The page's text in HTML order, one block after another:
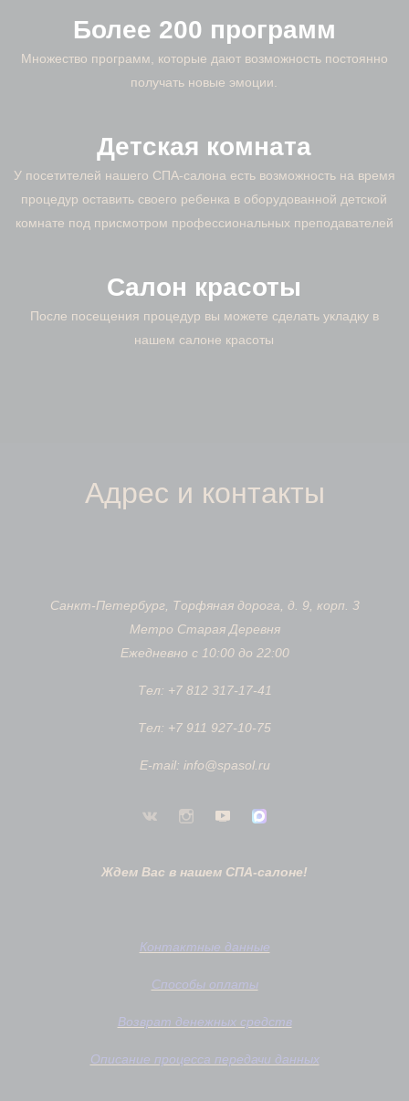
Более 200 программ
Множество программ, которые дают возможность постоянно
получать новые эмоции.
Детская комната
У посетителей нашего СПА-салона есть возможность на время
процедур оставить своего ребенка в оборудованной детской
комнате под присмотром профессиональных преподавателей
Салон красоты
После посещения процедур вы можете сделать укладку в
нашем салоне красоты
Адрес и контакты
Санкт-Петербург, Торфяная дорога, д. 9, корп. 3
Метро Старая Деревня
Ежедневно с 10:00 до 22:00
Тел: +7 812 317-17-41
Тел: +7 911 927-10-75
E-mail: info@spasol.ru
Ждем Вас в нашем СПА-салоне!
Контактные данные
Способы оплаты
Возврат денежных средств
Описание процесса передачи данных